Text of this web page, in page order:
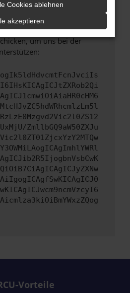
genannten Schritte versucht
bitte. Wir werden
zu beheben. Du kannst
um uns bei der
ZmllbGQ9aW50ZXJu
Vorteile
Cookies ablehnen
akzeptieren